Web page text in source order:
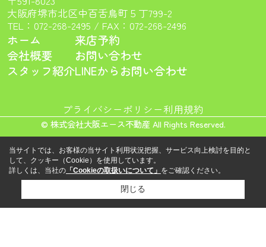
大阪府堺市北区中百舌鳥町５丁799-2
TEL： 072-268-2495 / FAX：072-268-2496
ホーム
会社概要
スタッフ紹介
来店予約
お問い合わせ
LINEからお問い合わせ
プライバシーポリシー利用規約
© 株式会社大阪エース不動産 All Rights Reserved.
当サイトでは、お客様の当サイト利用状況把握、サービス向上検討を目的と
して、クッキー（Cookie）を使用しています。
詳しくは、当社の 「Cookieの取扱いについて」 をご確認ください。
閉じる